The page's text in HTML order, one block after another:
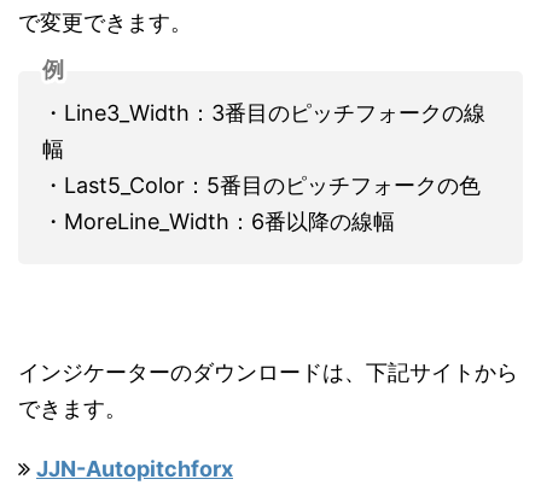
で変更できます。
例
・Line3_Width：3番目のピッチフォークの線
幅
・Last5_Color：5番目のピッチフォークの色
・MoreLine_Width：6番以降の線幅
インジケーターのダウンロードは、下記サイトから
できます。
JJN-Autopitchforx